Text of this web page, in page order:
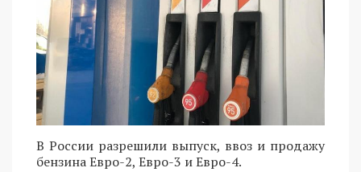
В России разрешили выпуск, ввоз и продажу
бензина Евро-2, Евро-3 и Евро-4.